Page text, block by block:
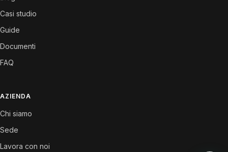
Casi studio
Guide
Documenti
FAQ
AZIENDA
Chi siamo
Sede
Lavora con noi